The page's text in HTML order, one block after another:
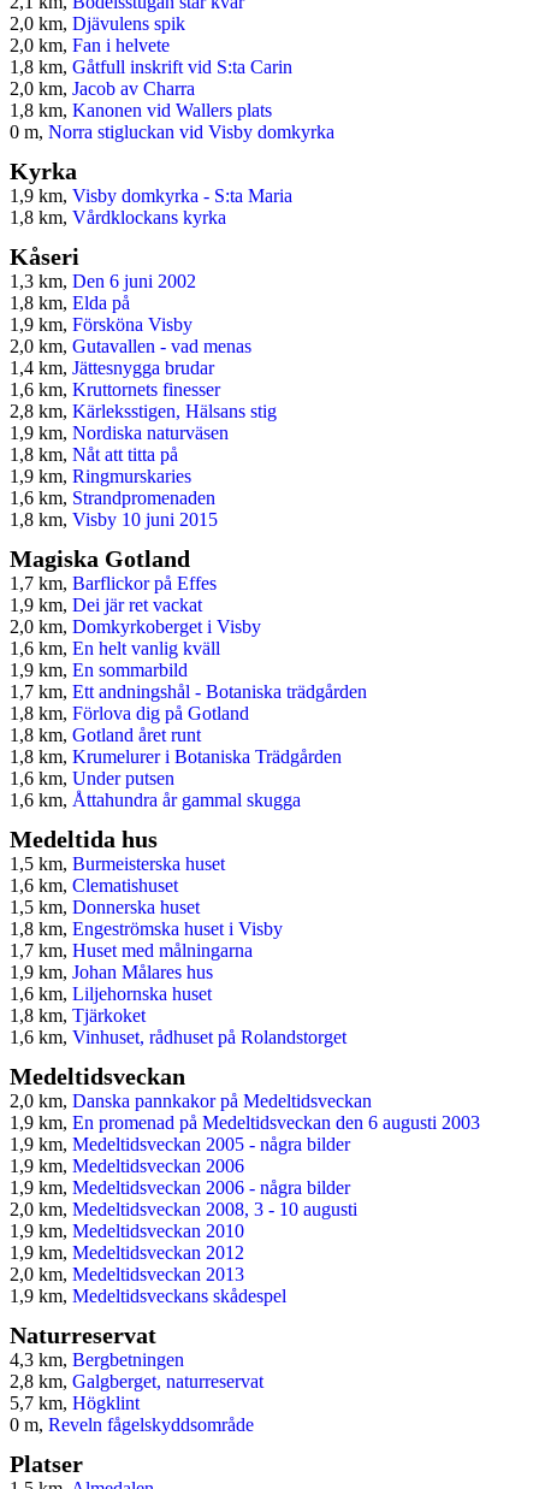
2,0 km, Djävulens spik
2,0 km, Fan i helvete
1,8 km, Gåtfull inskrift vid S:ta Carin
2,0 km, Jacob av Charra
1,8 km, Kanonen vid Wallers plats
0 m, Norra stigluckan vid Visby domkyrka
Kyrka
1,9 km, Visby domkyrka - S:ta Maria
1,8 km, Vårdklockans kyrka
Kåseri
1,3 km, Den 6 juni 2002
1,8 km, Elda på
1,9 km, Försköna Visby
2,0 km, Gutavallen - vad menas
1,4 km, Jättesnygga brudar
1,6 km, Kruttornets finesser
2,8 km, Kärleksstigen, Hälsans stig
1,9 km, Nordiska naturväsen
1,8 km, Nåt att titta på
1,9 km, Ringmurskaries
1,6 km, Strandpromenaden
1,8 km, Visby 10 juni 2015
Magiska Gotland
1,7 km, Barflickor på Effes
1,9 km, Dei jär ret vackat
2,0 km, Domkyrkoberget i Visby
1,6 km, En helt vanlig kväll
1,9 km, En sommarbild
1,7 km, Ett andningshål - Botaniska trädgården
1,8 km, Förlova dig på Gotland
1,8 km, Gotland året runt
1,8 km, Krumelurer i Botaniska Trädgården
1,6 km, Under putsen
1,6 km, Åttahundra år gammal skugga
Medeltida hus
1,5 km, Burmeisterska huset
1,6 km, Clematishuset
1,5 km, Donnerska huset
1,8 km, Engeströmska huset i Visby
1,7 km, Huset med målningarna
1,9 km, Johan Målares hus
1,6 km, Liljehornska huset
1,8 km, Tjärkoket
1,6 km, Vinhuset, rådhuset på Rolandstorget
Medeltidsveckan
2,0 km, Danska pannkakor på Medeltidsveckan
1,9 km, En promenad på Medeltidsveckan den 6 augusti 2003
1,9 km, Medeltidsveckan 2005 - några bilder
1,9 km, Medeltidsveckan 2006
1,9 km, Medeltidsveckan 2006 - några bilder
2,0 km, Medeltidsveckan 2008, 3 - 10 augusti
1,9 km, Medeltidsveckan 2010
1,9 km, Medeltidsveckan 2012
2,0 km, Medeltidsveckan 2013
1,9 km, Medeltidsveckans skådespel
Naturreservat
4,3 km, Bergbetningen
2,8 km, Galgberget, naturreservat
5,7 km, Högklint
0 m, Reveln fågelskyddsområde
Platser